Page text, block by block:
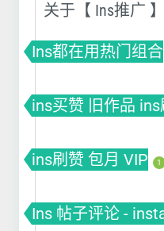
关于【 Ins推广
Ins都在用热门组合
ins买赞 旧作品 ins
ins刷赞 包月 VIP 1
Ins 帖子评论 -